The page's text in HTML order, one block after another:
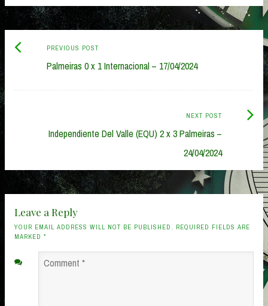
Post
navigation
PREVIOUS POSTPrevious
post:
Palmeiras 0 x 1 Internacional – 17/04/2024
NEXT POST
Independiente Del Valle (EQU) 2 x 3 Palmeiras –
24/04/2024
Next
Leave a Reply
YOUR EMAIL ADDRESS WILL NOT BE PUBLISHED. REQUIRED FIELDS ARE
MARKED *
Comment